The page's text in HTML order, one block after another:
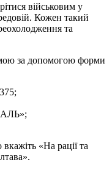
військовим у
Кожен такий
та
за допомогою форми
«На рації та